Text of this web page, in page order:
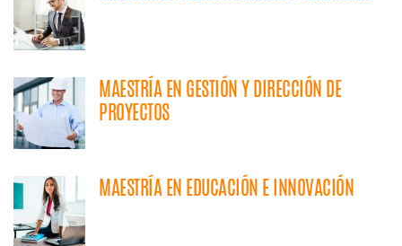
MAESTRÍA EN GESTIÓN Y DIRECCIÓN DE
PROYECTOS
MAESTRÍA EN EDUCACIÓN E INNOVACIÓN